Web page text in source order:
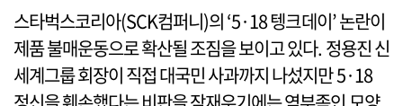
스타벅스코리아(SCK컴퍼니)의 ‘5·18 텡크데이’ 논란이
제품 불매운동으로 확산될 조짐을 보이고 있다. 정용진 신
세계그룹 회장이 직접 대국민 사과까지 나섰지만 5·18